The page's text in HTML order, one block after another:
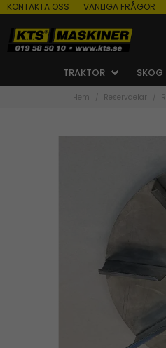
KONTAKTA OSS VANLIGA FRÅGOR
TRAKTOR SKOG
Hem Reservdelar